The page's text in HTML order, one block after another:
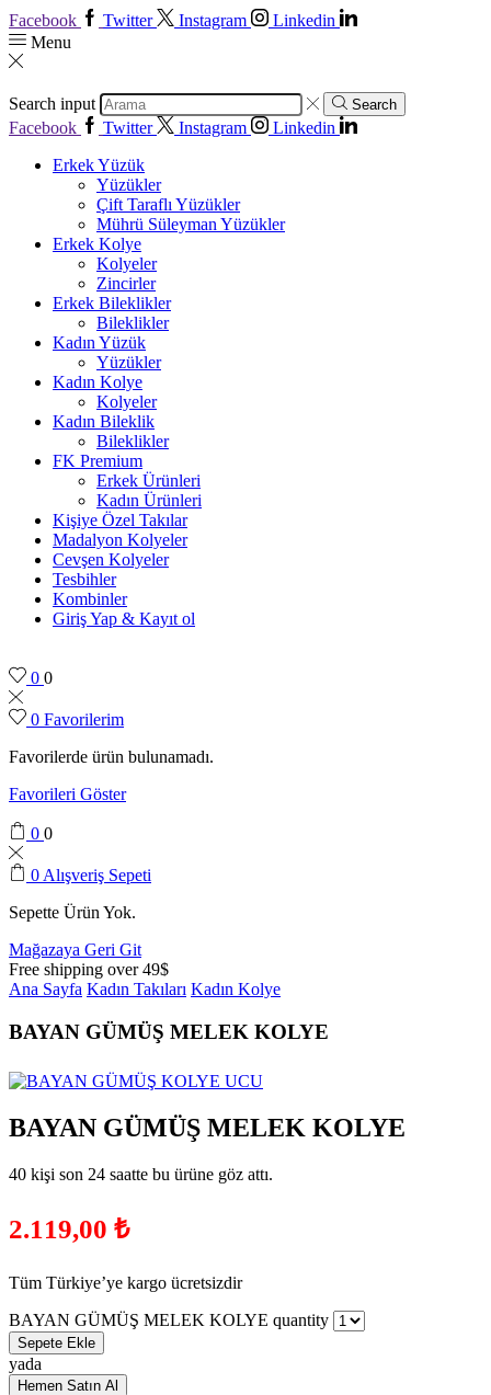
Facebook Twitter Instagram
Linkedin
Menu
Search input Search
Facebook Twitter Instagram
Linkedin
Erkek Yüzük
Yüzükler
Çift Taraflı Yüzükler
Mührü Süleyman Yüzükler
Erkek Kolye
Kolyeler
Zincirler
Erkek Bileklikler
Bileklikler
Kadın Yüzük
Yüzükler
Kadın Kolye
Kolyeler
Kadın Bileklik
Bileklikler
FK Premium
Erkek Ürünleri
Kadın Ürünleri
Kişiye Özel Takılar
Madalyon Kolyeler
Cevşen Kolyeler
Tesbihler
Kombinler
Giriş Yap & Kayıt ol
0 0
0 Favorilerim
Favorilerde ürün bulunamadı.
Favorileri Göster
0 0
0 Alışveriş Sepeti
Sepette Ürün Yok.
Mağazaya Geri Git
Free shipping over 49$
Ana Sayfa Kadın Takıları Kadın Kolye
BAYAN GÜMÜŞ MELEK KOLYE
BAYAN GÜMÜŞ MELEK KOLYE
40 kişi son 24 saatte bu ürüne göz attı.
2.119,00 ₺
Tüm Türkiye’ye kargo ücretsizdir
BAYAN GÜMÜŞ MELEK KOLYE quantity
Sepete Ekle
yada
Hemen Satın Al